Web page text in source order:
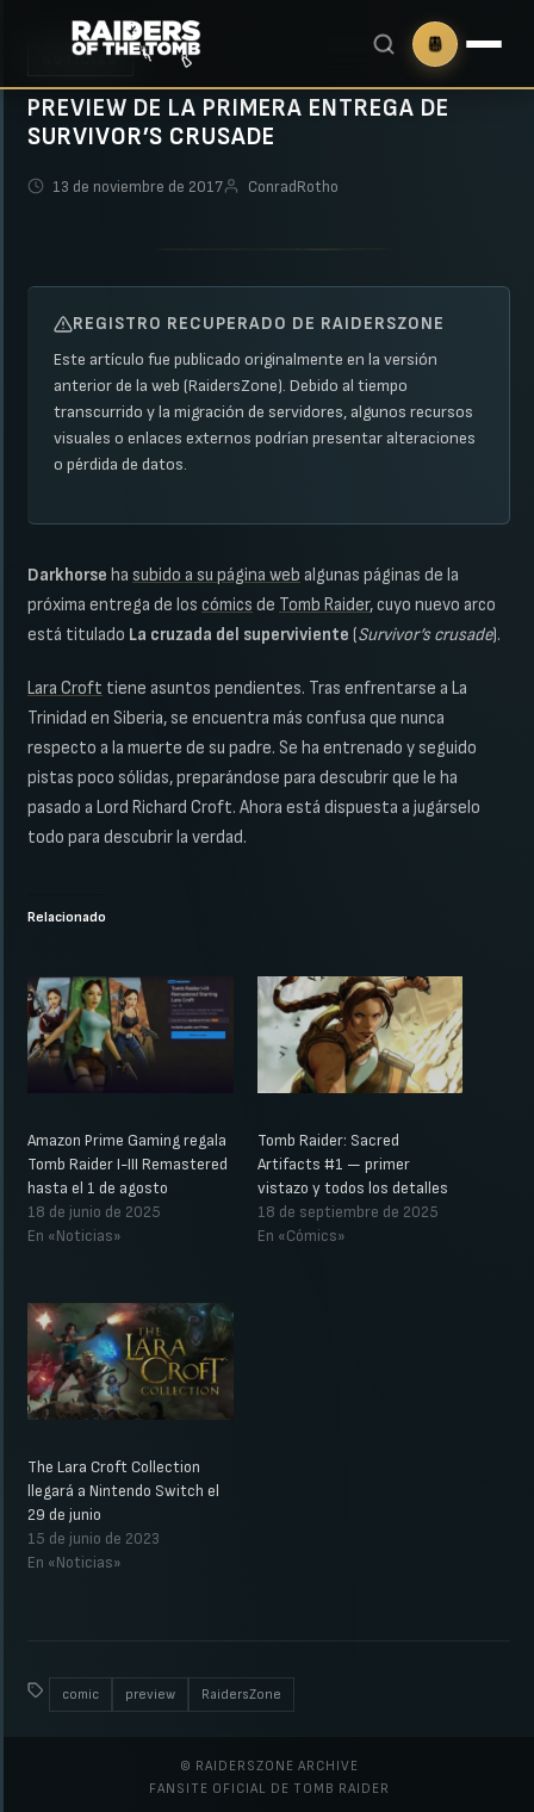
NOTICIAS
PREVIEW DE LA PRIMERA ENTREGA DE
SURVIVOR’S CRUSADE
13 de noviembre de 2017 ConradRotho
REGISTRO RECUPERADO DE RAIDERSZONE
Este artículo fue publicado originalmente en la versión
anterior de la web (RaidersZone). Debido al tiempo
transcurrido y la migración de servidores, algunos recursos
visuales o enlaces externos podrían presentar alteraciones
o pérdida de datos.
Darkhorse ha subido a su página web algunas páginas de la
próxima entrega de los cómics de Tomb Raider, cuyo nuevo arco
está titulado La cruzada del superviviente (Survivor’s crusade).
Lara Croft tiene asuntos pendientes. Tras enfrentarse a La
Trinidad en Siberia, se encuentra más confusa que nunca
respecto a la muerte de su padre. Se ha entrenado y seguido
pistas poco sólidas, preparándose para descubrir que le ha
pasado a Lord Richard Croft. Ahora está dispuesta a jugárselo
todo para descubrir la verdad.
Relacionado
Amazon Prime Gaming regala
Tomb Raider I-III Remastered
hasta el 1 de agosto
18 de junio de 2025
En «Noticias»
Tomb Raider: Sacred
Artifacts #1 — primer
vistazo y todos los detalles
18 de septiembre de 2025
En «Cómics»
The Lara Croft Collection
llegará a Nintendo Switch el
29 de junio
15 de junio de 2023
En «Noticias»
comic preview RaidersZone
© RAIDERSZONE ARCHIVE
FANSITE OFICIAL DE TOMB RAIDER